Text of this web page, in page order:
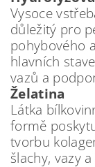
Vysoce
důležitý pro
pohybového
hlavních
vazů a
Želatina
Látka
formě
tvorbu
šlachy, vazy